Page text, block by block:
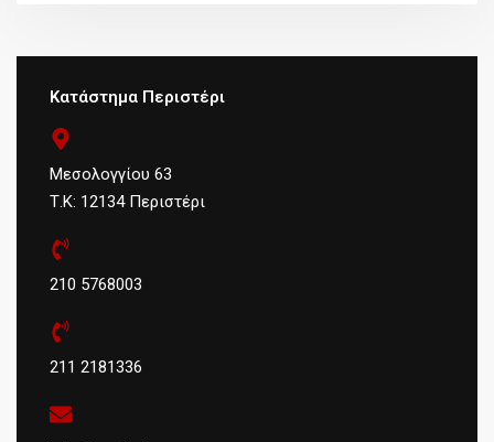
Κατάστημα Περιστέρι
Μεσολογγίου 63
Τ.Κ: 12134 Περιστέρι
210 5768003
211 2181336